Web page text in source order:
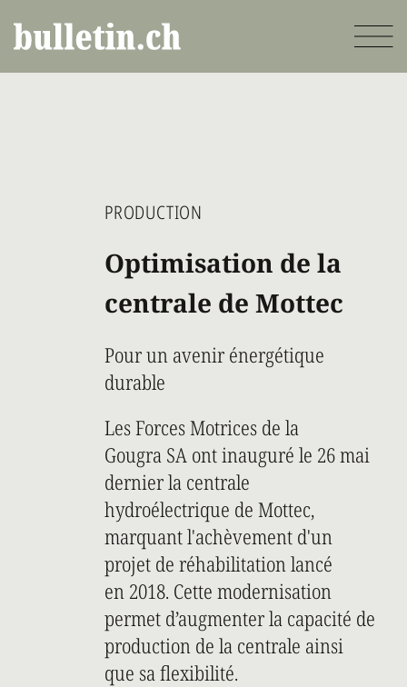
au
contenu
principal
PRODUCTION
Optimisation de la
centrale de Mottec
Pour un avenir énergétique
durable
Les Forces Motrices de la
Gougra SA ont inauguré le 26 mai
dernier la centrale
hydroélectrique de Mottec,
marquant l'achèvement d'un
projet de réhabilitation lancé
en 2018. Cette modernisation
permet d’augmenter la capacité de
production de la centrale ainsi
que sa flexibilité.